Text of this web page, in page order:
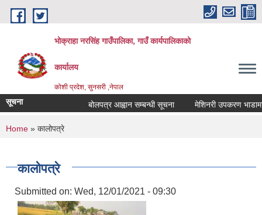
Skip to main content
भोक्राहा नरसिंह गाउँपालिका, गाउँ कार्यपालिकाको
कार्यालय
कोशी प्रदेश, सुनसरी ,नेपाल
सूचना बोलपत्र आह्वान सम्बन्धी सूचना मेशिनरी उपकरण भाडामा
You are here
Home » कालोपत्रे
कालोपत्रे
Submitted on: Wed, 12/01/2021 - 09:30